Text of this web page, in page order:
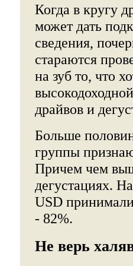
Когда в кругу
может дать
сведения,
стараются
на зуб то, что
драйвов и
Больше
группы
Причем чем
дегустациях.
USD
- 82%.
Не верь